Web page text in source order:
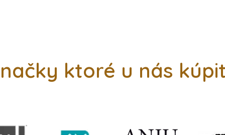
ktoré u nás